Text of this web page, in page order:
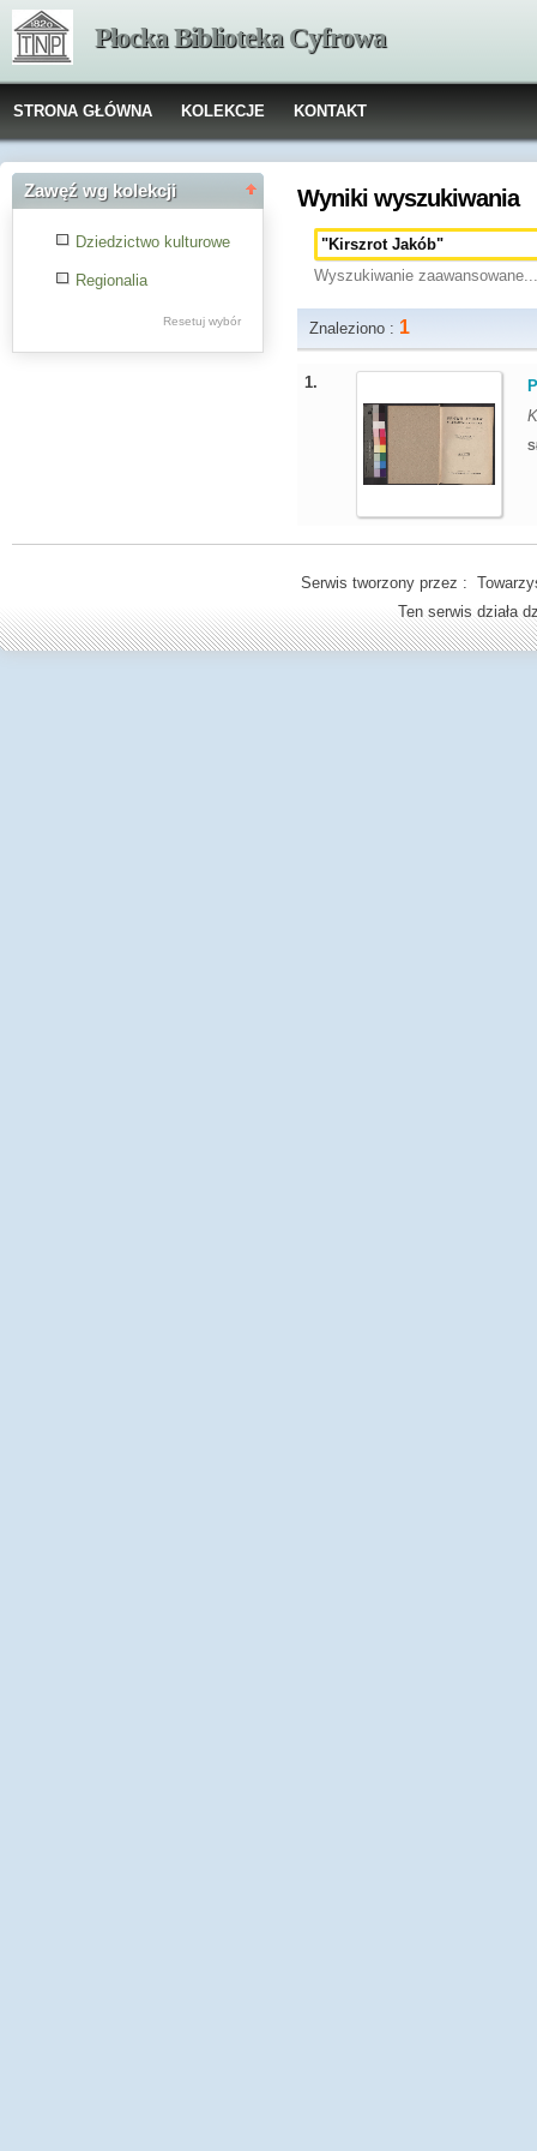
Płocka Biblioteka Cyfrowa
STRONA GŁÓWNA KOLEKCJE KONTAKT
Zawęź wg kolekcji
Dziedzictwo kulturowe
Regionalia
Resetuj wybór
Wyniki wyszukiwania
Wyszukiwanie zaawansowane...
Znaleziono : 1
1.
Serwis tworzony przez :
Ten serwis działa